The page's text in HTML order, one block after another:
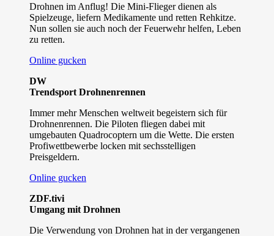
Drohnen im Anflug! Die Mini-Flieger dienen als
Spielzeuge, liefern Medikamente und retten Rehkitze.
Nun sollen sie auch noch der Feuerwehr helfen, Leben
zu retten.
Online gucken
DW
Trendsport Drohnenrennen
Immer mehr Menschen weltweit begeistern sich für
Drohnenrennen. Die Piloten fliegen dabei mit
umgebauten Quadrocoptern um die Wette. Die ersten
Profiwettbewerbe locken mit sechsstelligen
Preisgeldern.
Online gucken
ZDF.tivi
Umgang mit Drohnen
Die Verwendung von Drohnen hat in der vergangenen